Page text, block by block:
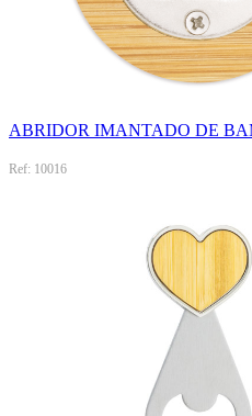
ABRIDOR IMANTADO DE
Ref: 10016